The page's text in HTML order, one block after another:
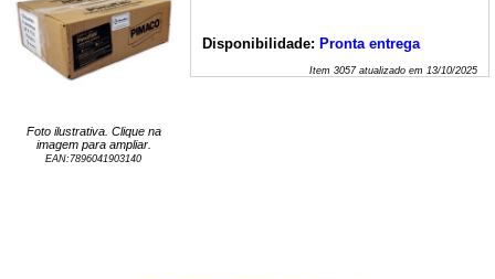
Foto ilustrativa. Clique na
imagem para ampliar.
EAN: 7896041903140
Disponibilidade: Pronta entrega
Item 3057atualizado em 13/10/2025